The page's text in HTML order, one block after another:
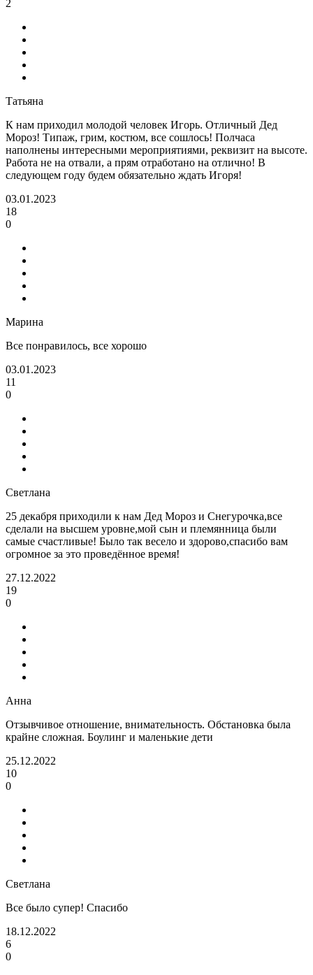
2
Татьяна
К нам приходил молодой человек Игорь. Отличный Дед
Мороз! Типаж, грим, костюм, все сошлось! Полчаса
наполнены интересными мероприятиями, реквизит на высоте.
Работа не на отвали, а прям отработано на отлично! В
следующем году будем обязательно ждать Игоря!
03.01.2023
18
0
Марина
Все понравилось, все хорошо
03.01.2023
11
0
Светлана
25 декабря приходили к нам Дед Мороз и Снегурочка,все
сделали на высшем уровне,мой сын и племянница были
самые счастливые! Было так весело и здорово,спасибо вам
огромное за это проведённое время!
27.12.2022
19
0
Анна
Отзывчивое отношение, внимательность. Обстановка была
крайне сложная. Боулинг и маленькие дети
25.12.2022
10
0
Светлана
Все было супер! Спасибо
18.12.2022
6
0